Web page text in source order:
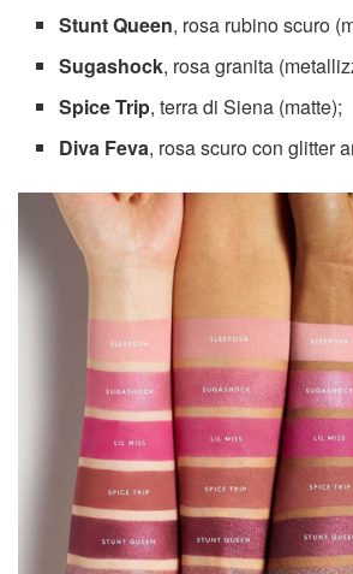
Stunt Queen, rosa rubino scuro
Sugashock, rosa granita
Spice Trip, terra di Siena (matte);
Diva Feva, rosa scuro con glitter